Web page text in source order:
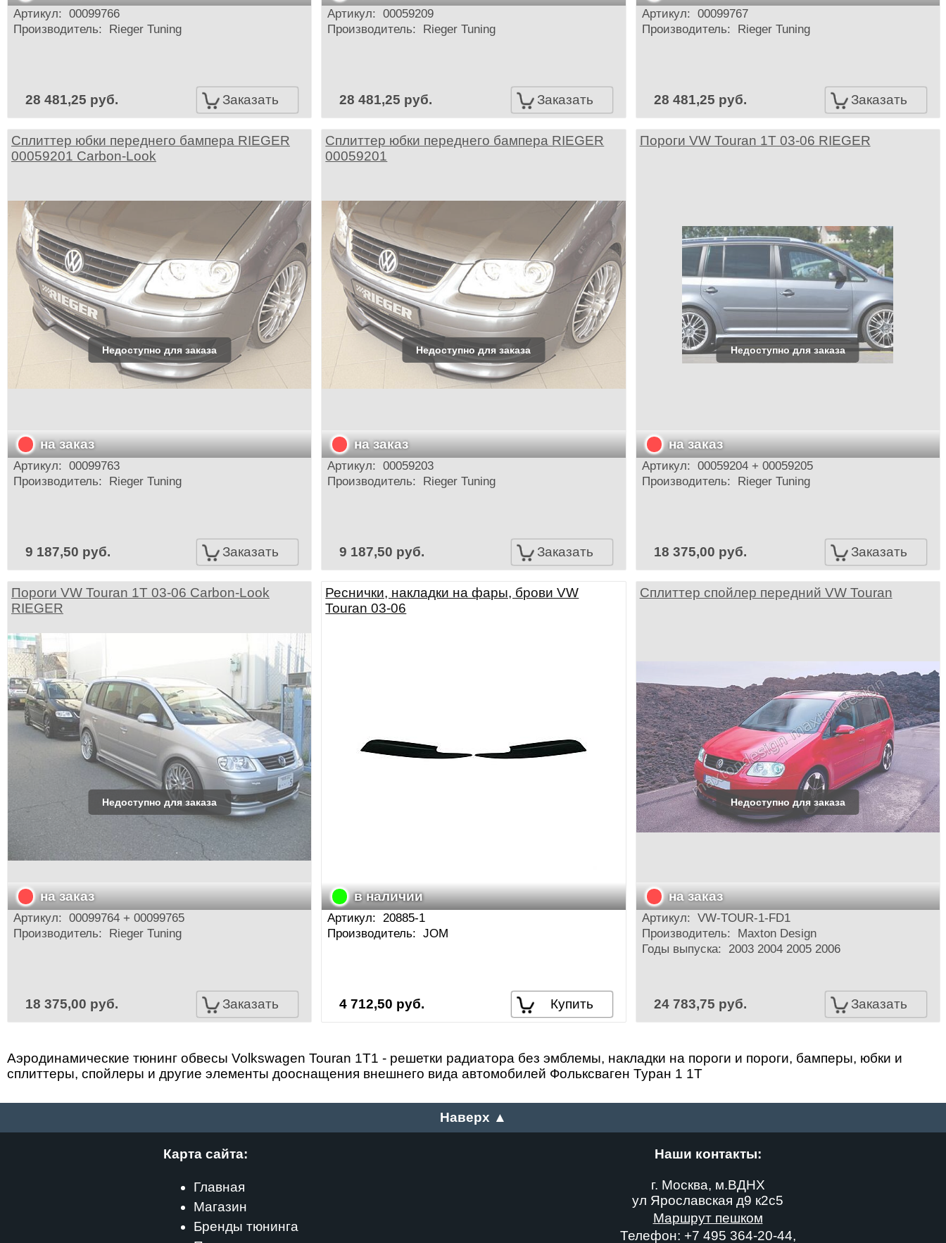
Артикул: 00099766
Производитель: Rieger Tuning
28 481,25 руб. Заказать
Артикул:00059209
Производитель: Rieger Tuning
28 481,25 руб. Заказать
Артикул: 00099767
Производитель: Rieger Tuning
28 481,25 руб. Заказать
Сплиттер юбки переднего бампера RIEGER
00059201 Carbon-Look
на заказ
Артикул: 00099763
Производитель: Rieger Tuning
9 187,50 руб. Заказать
Сплиттер юбки переднего бампера RIEGER
00059201
на заказ
Артикул:00059203
Производитель: Rieger Tuning
9 187,50 руб. Заказать
Пороги VW Touran 1T 03-06 RIEGER
на заказ
Артикул: 00059204 + 00059205
Производитель: Rieger Tuning
18 375,00 руб. Заказать
Пороги VW Touran 1T 03-06 Carbon-Look
RIEGER
на заказ
Артикул: 00099764 + 00099765
Производитель: Rieger Tuning
18 375,00 руб. Заказать
Реснички, накладки на фары, брови VW
Touran 03-06
в наличии
Артикул:20885-1
Производитель:JOM
4 712,50 руб. Купить
Сплиттер спойлер передний VW Touran
на заказ
Артикул: VW-TOUR-1-FD1
Производитель: Maxton Design
Годы выпуска: 2003 2004 2005 2006
24 783,75 руб. Заказать
Аэродинамические тюнинг обвесы Volkswagen Touran 1T1 - решетки радиатора без эмблемы, накладки на пороги и пороги, бамперы, юбки и
сплиттеры, спойлеры и другие элементы дооснащения внешнего вида автомобилей Фольксваген Туран 1 1Т
Наверх ▲
Карта сайта:
Главная
Магазин
Бренды тюнинга
Наши контакты:
г. Москва, м.ВДНХ
ул Ярославская д9 к2с5
Маршрут пешком
Телефон: +7 495 364-20-44,